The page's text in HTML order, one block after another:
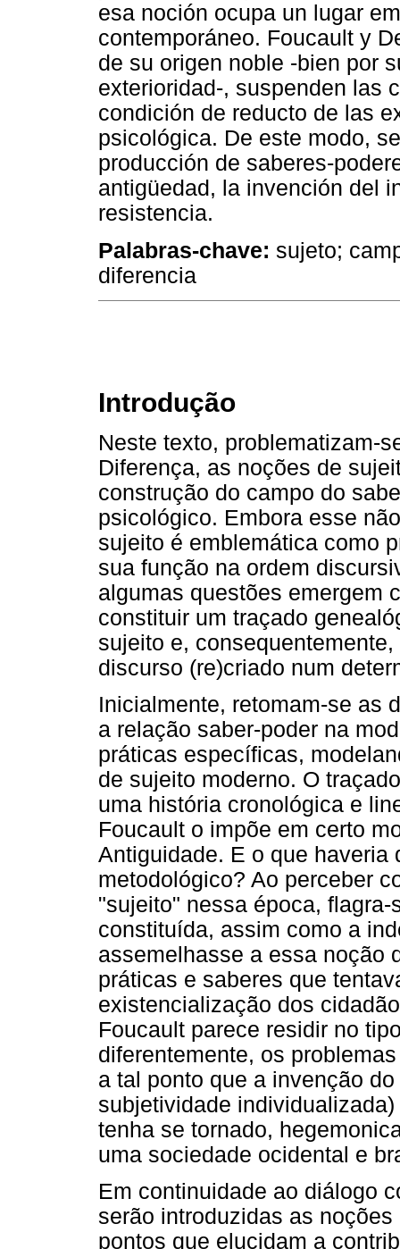
esa noción ocupa un lugar
contemporáneo. Foucault y
de su origen noble -bien por
exterioridad-, suspenden las
condición de reducto de las
psicológica. De este modo,
producción de saberes-
antigüedad, la invención del
resistencia.
Palabras-chave: sujeto;
diferencia
Introdução
Neste texto, problematizam-
Diferença, as noções de
construção do campo do
psicológico. Embora esse
sujeito é emblemática como
sua função na ordem
algumas questões emergem
constituir um traçado
sujeito e,
discurso (re)criado num
Inicialmente, retomam-se as
a relação saber-poder na
práticas específicas,
de sujeito moderno. O
uma história cronológica e
Foucault o impõe em certo
Antiguidade. E o que haveria
metodológico? Ao perceber
"sujeito" nessa época,
constituída, assim como a
assemelhasse a essa noção
práticas e saberes que
existencialização dos
Foucault parece residir no
diferentemente, os
a tal ponto que a invenção
subjetividade
tenha se tornado,
uma sociedade ocidental e
Em continuidade ao diálogo
serão introduzidas as
pontos que elucidam a